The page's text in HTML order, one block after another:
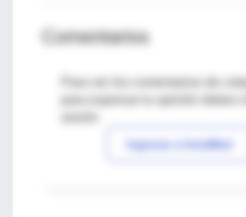
Comentarios
Para ver los comentarios de
Ingresar a IntraMed